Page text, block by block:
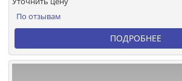
По отзывам
ПОДРОБНЕЕ